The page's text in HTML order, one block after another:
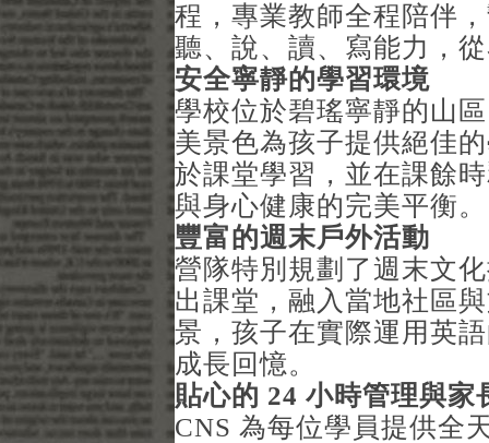
程，專業教師全程陪伴
聽、說、讀、寫能力，
安全寧靜的學習環境
學校位於碧瑤寧靜的山
美景色為孩子提供絕佳
於課堂學習，並在課餘
與身心健康的完美平衡。
豐富的週末戶外活動
營隊特別規劃了週末文
出課堂，融入當地社區
景，孩子在實際運用英
成長回憶。
貼心的 24 小時管理與家
CNS 為每位學員提供全